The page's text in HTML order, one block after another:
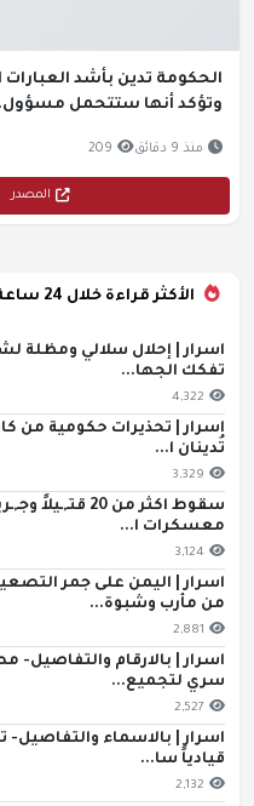
الحكومة تدين بأشد
وتؤكد أنها ستتحمل
منذ 9 دقائق 209
المصدر
الأكثر قراءة خلال 24 ساعة
اسرار | إحلال سلالي ومظلة
تفكك الجها...
4,322
اسرار | تحذيرات حكومية من
تُدينان ا...
3,329
سقوط اكثر من 20
معسكرات ا...
3,124
اسرار | اليمن على جمر
من مأرب وشبوة...
2,881
سري لتجميع...
2,527
اسرار | بالاسماء والتفاصيل-
قيادياً سا...
2,132